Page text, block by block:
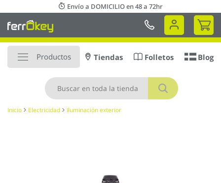
al
contenido
Envío a DOMICILIO en 48 a 72hr
Mi
Productos
Buscar
Tiendas Folletos Blog
Inicio Electricidad Iluminación exterior